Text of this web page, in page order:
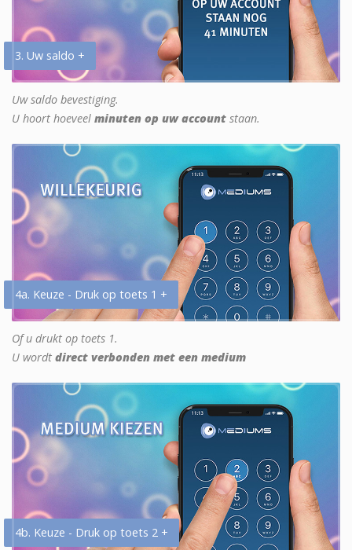
3. Uw saldo +
Uw saldo bevestiging.
U hoort hoeveel minuten op uw account staan.
4a. Keuze - Druk op toets 1 +
Of u drukt op toets 1.
U wordt direct verbonden met een medium
4b. Keuze - Druk op toets 2 +